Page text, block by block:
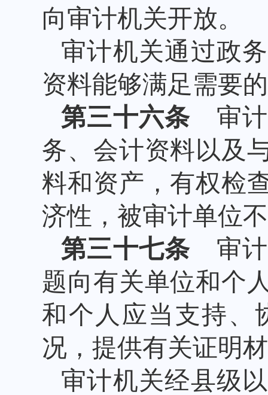
向审计机关开放。
审计机关通过政
资料能够满足需要
第三十六条 审计
务、会计资料以及
料和资产，有权检
济性，被审计单位
第三十七条 审计
题向有关单位和个
和个人应当支持、
况，提供有关证明
审计机关经县级